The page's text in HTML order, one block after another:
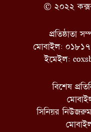
© ২০২২
প্রতিষ্ঠাতা
মোবাইল:
ইমেইল:
বিশেষ
সিনিয়র